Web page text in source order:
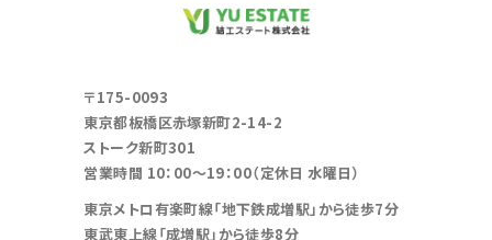
〒175-0093
東京都板橋区赤塚新町2-14-2
ストーク新町301
営業時間 10：00～19：00（定休日 水曜日）
東京メトロ有楽町線「地下鉄成増駅」から徒歩7分
東武東上線「成増駅」から徒歩8分